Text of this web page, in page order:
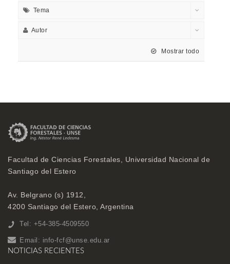
Tema
Autor
Mostrar todo
Facultad de Ciencias Forestales, Universidad Nacional de
Santiago del Estero
Av. Belgrano (s) 1912,
4200 Santiago del Estero, Argentina
Tel: +54-385-4509550
Email: info-fcf@unse.edu.ar
NOTICIAS RECIENTES